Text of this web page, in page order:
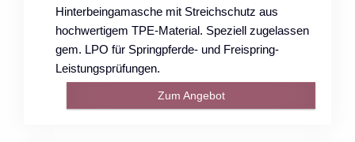
Hinterbeingamasche mit Streichschutz aus
hochwertigem TPE-Material. Speziell zugelassen
gem. LPO für Springpferde- und Freispring-
Leistungsprüfungen.
Zum Angebot